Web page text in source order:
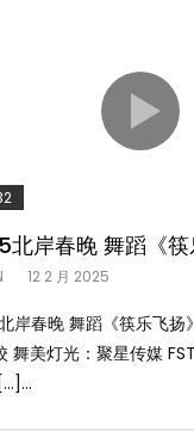
北岸春晚 舞蹈《筷
12 2 月 2025
岸春晚 舞蹈《筷乐飞扬
舞美灯光：聚星传媒